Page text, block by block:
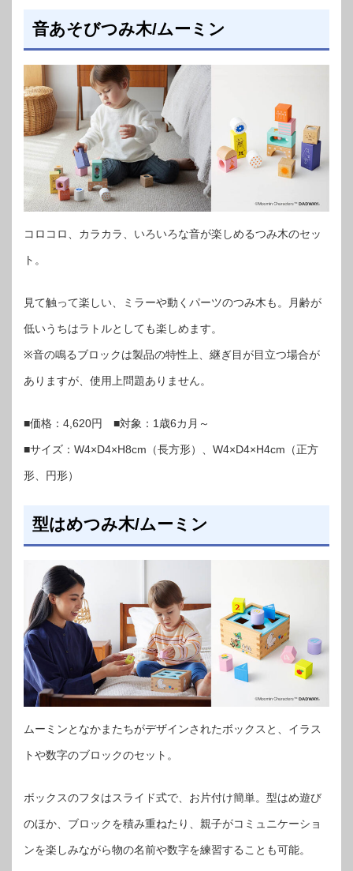
音あそびつみ木/ムーミン
コロコロ、カラカラ、いろいろな音が楽しめるつみ木のセッ
ト。
見て触って楽しい、ミラーや動くパーツのつみ木も。月齢が
低いうちはラトルとしても楽しめます。
※音の鳴るブロックは製品の特性上、継ぎ目が目立つ場合が
ありますが、使用上問題ありません。
■価格：4,620円 ■対象：1歳6カ月～
■サイズ：W4×D4×H8cm（長方形）、W4×D4×H4cm（正方
形、円形）
型はめつみ木/ムーミン
ムーミンとなかまたちがデザインされたボックスと、イラス
トや数字のブロックのセット。
ボックスのフタはスライド式で、お片付け簡単。型はめ遊び
のほか、ブロックを積み重ねたり、親子がコミュニケーショ
ンを楽しみながら物の名前や数字を練習することも可能。